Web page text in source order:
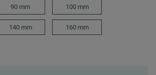
90 mm 100 mm
140 mm 160 mm